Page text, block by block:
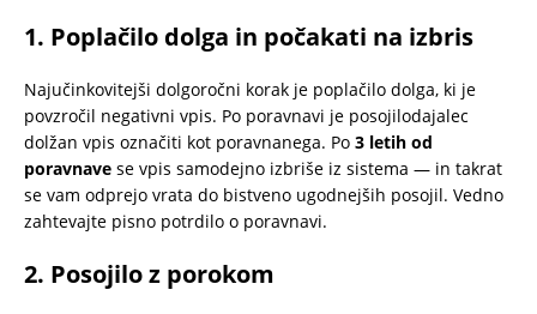
1. Poplačilo dolga in počakati na izbris
Najučinkovitejši dolgoročni korak je poplačilo dolga, ki je
povzročil negativni vpis. Po poravnavi je posojilodajalec
dolžan vpis označiti kot poravnanega. Po 3 letih od
poravnave se vpis samodejno izbriše iz sistema — in takrat
se vam odprejo vrata do bistveno ugodnejših posojil. Vedno
zahtevajte pisno potrdilo o poravnavi.
2. Posojilo z porokom